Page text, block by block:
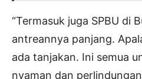
“Termasuk juga SPBU di
antreannya panjang.
ada tanjakan. Ini semua
nyaman dan